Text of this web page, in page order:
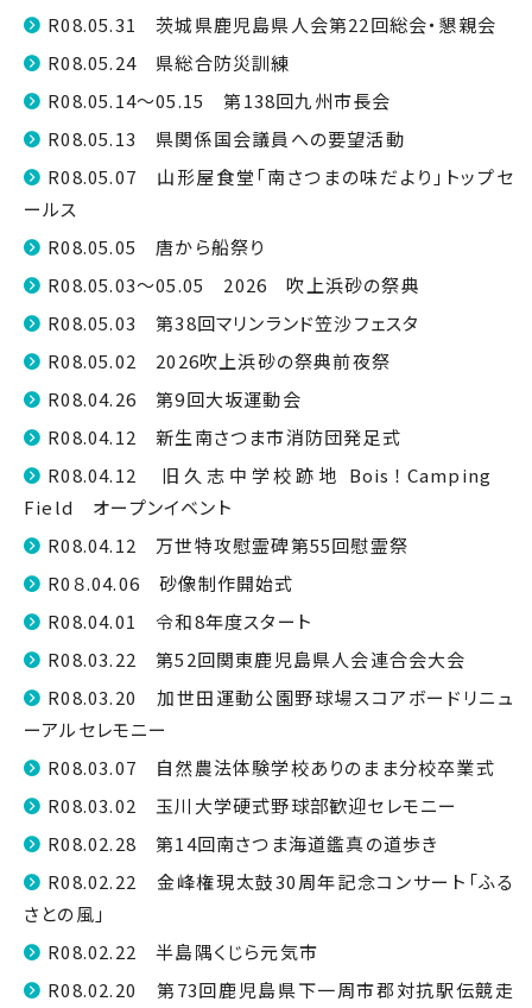
R08.05.31 茨城県鹿児島県人会第22回総会・懇親会
R08.05.24 県総合防災訓練
R08.05.14～05.15 第138回九州市長会
R08.05.13 県関係国会議員への要望活動
R08.05.07 山形屋食堂「南さつまの味だより」トップセ
ールス
R08.05.05 唐から船祭り
R08.05.03～05.05 2026 吹上浜砂の祭典
R08.05.03 第38回マリンランド笠沙フェスタ
R08.05.02 2026吹上浜砂の祭典前夜祭
R08.04.26 第9回大坂運動会
R08.04.12 新生南さつま市消防団発足式
R08.04.12 旧久志中学校跡地 Bois！Camping
Field オープンイベント
R08.04.12 万世特攻慰霊碑第55回慰霊祭
R0８.04.06 砂像制作開始式
R08.04.01 令和8年度スタート
R08.03.22 第52回関東鹿児島県人会連合会大会
R08.03.20 加世田運動公園野球場スコアボードリニュ
ーアルセレモニー
R08.03.07 自然農法体験学校ありのまま分校卒業式
R08.03.02 玉川大学硬式野球部歓迎セレモニー
R08.02.28 第14回南さつま海道鑑真の道歩き
R08.02.22 金峰権現太鼓30周年記念コンサート「ふる
さとの風」
R08.02.22 半島隅くじら元気市
R08.02.20 第73回鹿児島県下一周市郡対抗駅伝競走